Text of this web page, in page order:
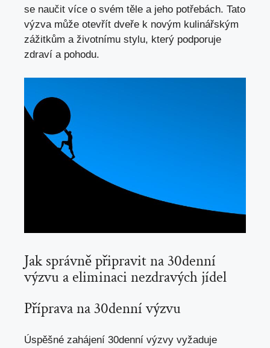
se naučit více o svém těle a jeho potřebách. Tato
výzva může otevřít dveře k novým kulinářským
zážitkům a životnímu stylu, který podporuje
zdraví a pohodu.
Jak správně připravit na 30denní
výzvu a eliminaci nezdravých jídel
Příprava na 30denní výzvu
Úspěšné zahájení 30denní výzvy vyžaduje